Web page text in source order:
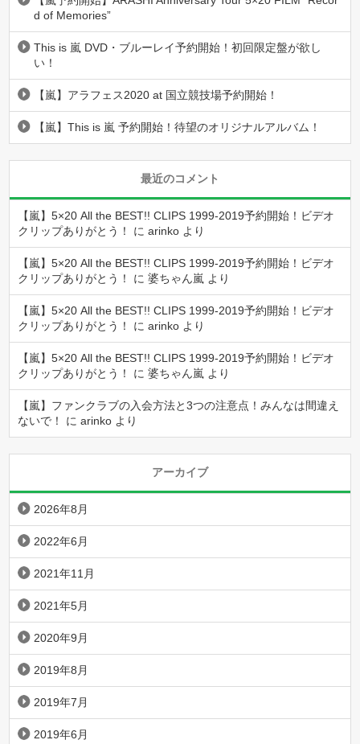
d of Memories”
This is 嵐 DVD・ブルーレイ予約開始！初回限定盤が欲し
い！
【嵐】アラフェス2020 at 国立競技場予約開始！
【嵐】This is 嵐 予約開始！待望のオリジナルアルバム！
最近のコメント
【嵐】5×20 All the BEST!! CLIPS 1999-2019予約開始！ビデオ
クリップありがとう！
にarinko より
【嵐】5×20 All the BEST!! CLIPS 1999-2019予約開始！ビデオ
クリップありがとう！
に婆ちゃん嵐 より
【嵐】5×20 All the BEST!! CLIPS 1999-2019予約開始！ビデオ
クリップありがとう！
にarinko より
【嵐】5×20 All the BEST!! CLIPS 1999-2019予約開始！ビデオ
クリップありがとう！
に婆ちゃん嵐 より
【嵐】ファンクラブの入会方法と3つの注意点！みんなは間違え
ないで！
にarinko より
アーカイブ
2026年8月
2022年6月
2021年11月
2021年5月
2020年9月
2019年8月
2019年7月
2019年6月